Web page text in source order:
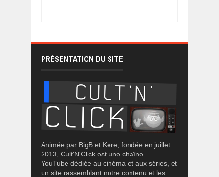
PRÉSENTATION DU SITE
Animée par BigB et Kere, fondée en juillet
2013, Cult'N'Click est une chaîne
YouTube dédiée au cinéma et aux séries, et
un site rassemblant notre contenu et les